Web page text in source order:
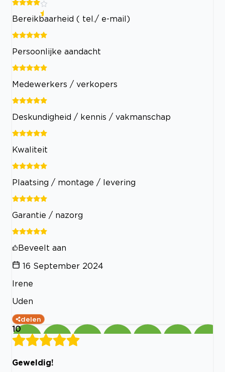
Bereikbaarheid ( tel./ e-mail)
Persoonlijke aandacht
Medewerkers / verkopers
Deskundigheid / kennis / vakmanschap
Kwaliteit
Plaatsing / montage / levering
Garantie / nazorg
Beveelt aan
16 September 2024
Irene
Uden
delen
10
Geweldig!